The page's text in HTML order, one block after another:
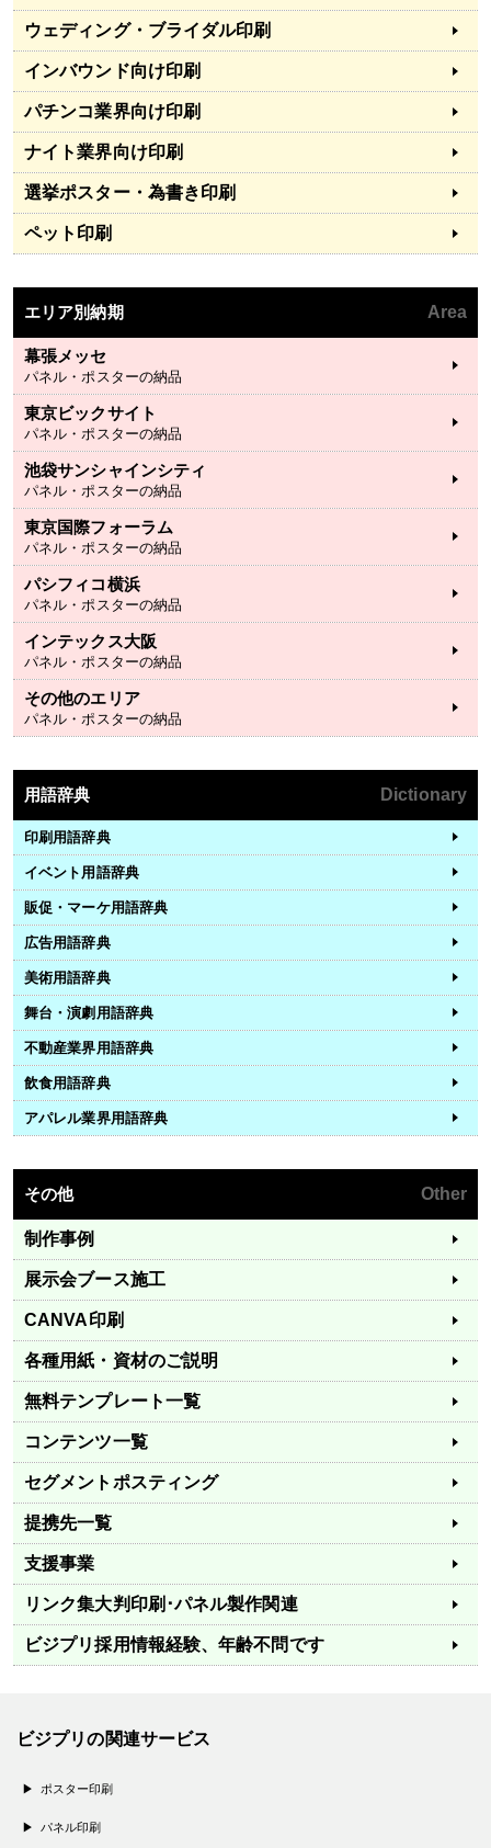
ウェディング・ブライダル印刷
インバウンド向け印刷
パチンコ業界向け印刷
ナイト業界向け印刷
選挙ポスター・為書き印刷
ペット印刷
エリア別納期 Area
幕張メッセ
パネル・ポスターの納品
東京ビックサイト
パネル・ポスターの納品
池袋サンシャインシティ
パネル・ポスターの納品
東京国際フォーラム
パネル・ポスターの納品
パシフィコ横浜
パネル・ポスターの納品
インテックス大阪
パネル・ポスターの納品
その他のエリア
パネル・ポスターの納品
用語辞典 Dictionary
印刷用語辞典
イベント用語辞典
販促・マーケ用語辞典
広告用語辞典
美術用語辞典
舞台・演劇用語辞典
不動産業界用語辞典
飲食用語辞典
アパレル業界用語辞典
その他 Other
制作事例
展示会ブース施工
CANVA印刷
各種用紙・資材のご説明
無料テンプレート一覧
コンテンツ一覧
セグメントポスティング
提携先一覧
支援事業
リンク集大判印刷･パネル製作関連
ビジプリ採用情報経験、年齢不問です
ビジプリの関連サービス
ポスター印刷
パネル印刷